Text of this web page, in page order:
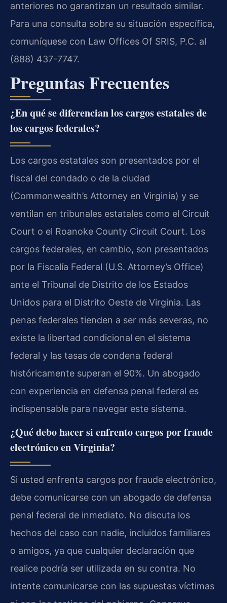
anteriores no garantizan un resultado similar.
Para una consulta sobre su situación específica,
comuníquese con Law Offices Of SRIS, P.C. al
(888) 437-7747.
Preguntas Frecuentes
¿En qué se diferencian los cargos estatales de
los cargos federales?
Los cargos estatales son presentados por el
fiscal del condado o de la ciudad
(Commonwealth’s Attorney en Virginia) y se
ventilan en tribunales estatales como el Circuit
Court o el Roanoke County Circuit Court. Los
cargos federales, en cambio, son presentados
por la Fiscalía Federal (U.S. Attorney’s Office)
ante el Tribunal de Distrito de los Estados
Unidos para el Distrito Oeste de Virginia. Las
penas federales tienden a ser más severas, no
existe la libertad condicional en el sistema
federal y las tasas de condena federal
históricamente superan el 90%. Un abogado
con experiencia en defensa penal federal es
indispensable para navegar este sistema.
¿Qué debo hacer si enfrento cargos por fraude
electrónico en Virginia?
Si usted enfrenta cargos por fraude electrónico,
debe comunicarse con un abogado de defensa
penal federal de inmediato. No discuta los
hechos del caso con nadie, incluidos familiares
o amigos, ya que cualquier declaración que
realice podría ser utilizada en su contra. No
intente comunicarse con las supuestas víctimas